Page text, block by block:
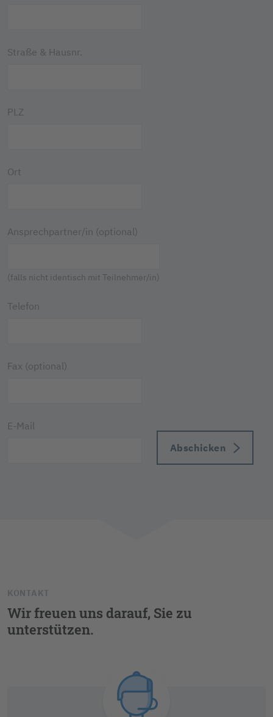
Straße & Hausnr.
PLZ
Ort
Ansprechpartner/in (optional)
(falls nicht identisch mit Teilnehmer/in)
Telefon
Fax (optional)
E-Mail
Abschicken
KONTAKT
Wir freuen uns darauf, Sie zu
unterstützen.